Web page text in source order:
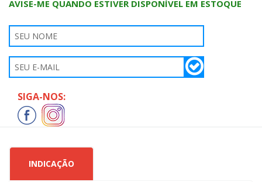
AVISE-ME QUANDO ESTIVER DISPONÍVEL EM ESTOQUE
SIGA-NOS:
INDICAÇÃO